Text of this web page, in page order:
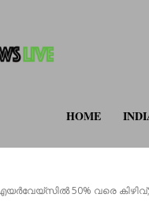
HOME
50% വരെ